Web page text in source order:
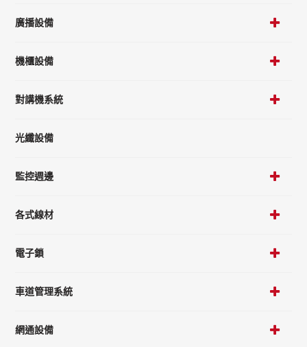
廣播設備
機櫃設備
對講機系統
光纖設備
監控週邊
各式線材
電子鎖
車道管理系統
網通設備